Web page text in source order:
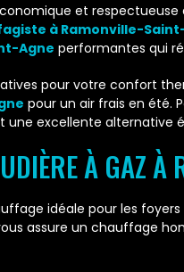
et
à Ramonville-
Agne performantes qui
pour votre confort
pour un air frais en été.
une excellente alternative
À GAZ À
idéale pour les
assure un chauffage